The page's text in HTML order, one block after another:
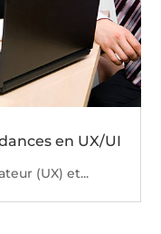
en UX/UI
(UX) et...